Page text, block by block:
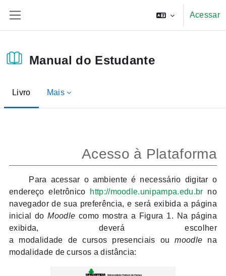
Acessar
Manual do Estudante
Livro Mais
Acesso à Plataforma
Para acessar o ambiente é necessário digitar o
endereço eletrônico
http://moodle.unipampa.edu.br no
navegador de sua preferência, e será exibida a página
inicial doMoodle como mostra a Figura 1. Na página
exibida, deverá escolher
a modalidade de cursos presenciais oumoodle na
modalidade de cursos a distância: